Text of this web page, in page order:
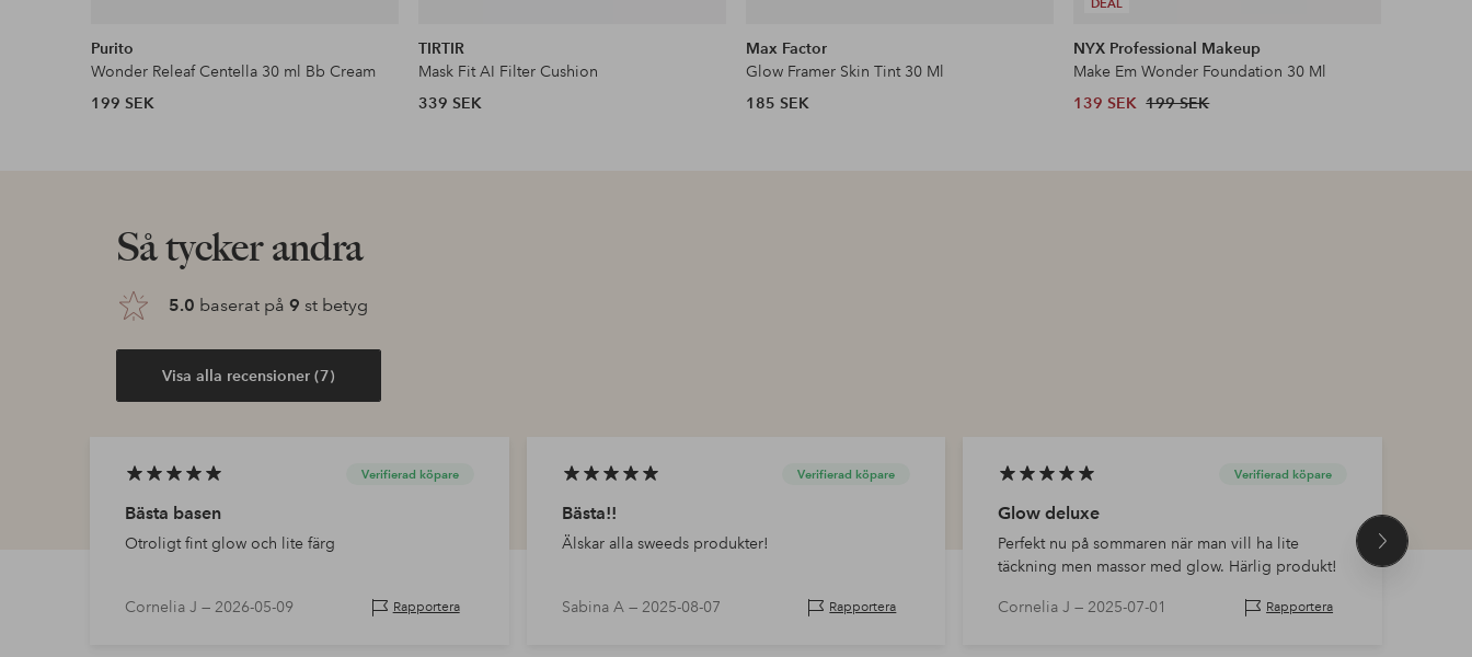
Purito
Wonder Releaf Centella 30 ml Bb Cream
199 SEK
TIRTIR
Mask Fit AI Filter Cushion
339 SEK
Max Factor
Glow Framer Skin Tint 30 Ml
185 SEK
DEAL
NYX Professional Makeup
Make Em Wonder Foundation 30 Ml
139 SEK 199 SEK
Så tycker andra
5.0 baserat på 9 st betyg
Visa alla recensioner (7)
Verifierad köpare
Bästa basen
Otroligt fint glow och lite färg
Cornelia J — 2026-05-09 Rapportera
Verifierad köpare
Bästa!!
Älskar alla sweeds produkter!
Sabina A — 2025-08-07 Rapportera
Verifierad köpare
Glow deluxe
Perfekt nu på sommaren när man vill ha lite
täckning men massor med glow. Härlig produkt!
Cornelia J —2025-07-01 Rapportera
Nästa